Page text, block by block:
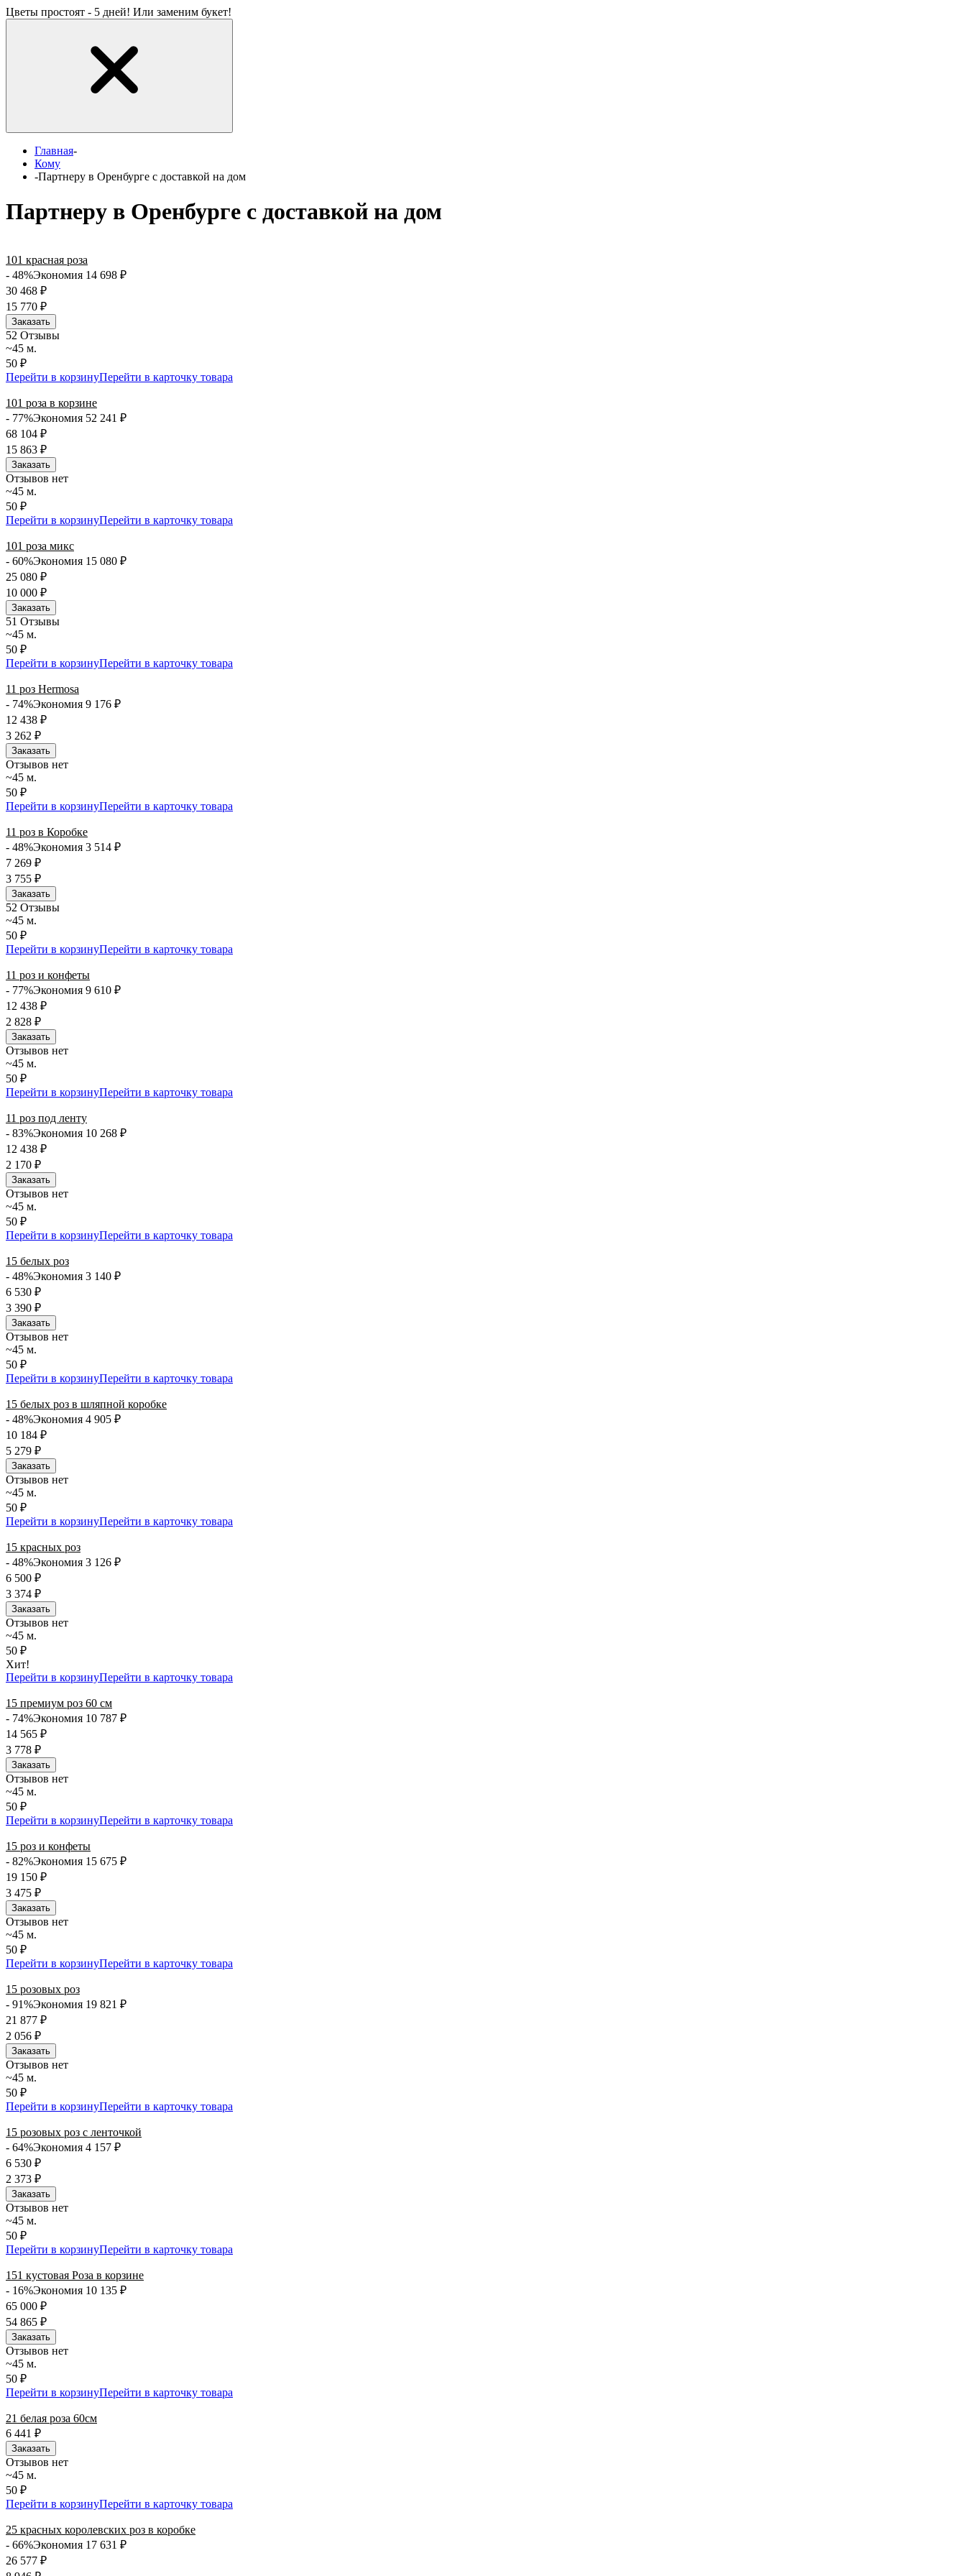
Цветы простоят - 5 дней! Или заменим букет!
Главная-
Кому
-Партнеру в Оренбурге с доставкой на дом
Партнеру в Оренбурге с доставкой на дом
101 красная роза
- 48%Экономия 14 698 ₽
30 468 ₽
15 770 ₽
Заказать
52 Отзывы
~45 м.
50 ₽
Перейти в корзинуПерейти в карточку товара
101 роза в корзине
- 77%Экономия 52 241 ₽
68 104 ₽
15 863 ₽
Заказать
Отзывов нет
~45 м.
50 ₽
Перейти в корзинуПерейти в карточку товара
101 роза микс
- 60%Экономия 15 080 ₽
25 080 ₽
10 000 ₽
Заказать
51 Отзывы
~45 м.
50 ₽
Перейти в корзинуПерейти в карточку товара
11 роз Hermosa
- 74%Экономия 9 176 ₽
12 438 ₽
3 262 ₽
Заказать
Отзывов нет
~45 м.
50 ₽
Перейти в корзинуПерейти в карточку товара
11 роз в Коробке
- 48%Экономия 3 514 ₽
7 269 ₽
3 755 ₽
Заказать
52 Отзывы
~45 м.
50 ₽
Перейти в корзинуПерейти в карточку товара
11 роз и конфеты
- 77%Экономия 9 610 ₽
12 438 ₽
2 828 ₽
Заказать
Отзывов нет
~45 м.
50 ₽
Перейти в корзинуПерейти в карточку товара
11 роз под ленту
- 83%Экономия 10 268 ₽
12 438 ₽
2 170 ₽
Заказать
Отзывов нет
~45 м.
50 ₽
Перейти в корзинуПерейти в карточку товара
15 белых роз
- 48%Экономия 3 140 ₽
6 530 ₽
3 390 ₽
Заказать
Отзывов нет
~45 м.
50 ₽
Перейти в корзинуПерейти в карточку товара
15 белых роз в шляпной коробке
- 48%Экономия 4 905 ₽
10 184 ₽
5 279 ₽
Заказать
Отзывов нет
~45 м.
50 ₽
Перейти в корзинуПерейти в карточку товара
15 красных роз
- 48%Экономия 3 126 ₽
6 500 ₽
3 374 ₽
Заказать
Отзывов нет
~45 м.
50 ₽
Хит!
Перейти в корзинуПерейти в карточку товара
15 премиум роз 60 см
- 74%Экономия 10 787 ₽
14 565 ₽
3 778 ₽
Заказать
Отзывов нет
~45 м.
50 ₽
Перейти в корзинуПерейти в карточку товара
15 роз и конфеты
- 82%Экономия 15 675 ₽
19 150 ₽
3 475 ₽
Заказать
Отзывов нет
~45 м.
50 ₽
Перейти в корзинуПерейти в карточку товара
15 розовых роз
- 91%Экономия 19 821 ₽
21 877 ₽
2 056 ₽
Заказать
Отзывов нет
~45 м.
50 ₽
Перейти в корзинуПерейти в карточку товара
15 розовых роз с ленточкой
- 64%Экономия 4 157 ₽
6 530 ₽
2 373 ₽
Заказать
Отзывов нет
~45 м.
50 ₽
Перейти в корзинуПерейти в карточку товара
151 кустовая Роза в корзине
- 16%Экономия 10 135 ₽
65 000 ₽
54 865 ₽
Заказать
Отзывов нет
~45 м.
50 ₽
Перейти в корзинуПерейти в карточку товара
21 белая роза 60см
6 441
₽
Заказать
Отзывов нет
~45 м.
50 ₽
Перейти в корзинуПерейти в карточку товара
25 красных королевских роз в коробке
- 66%Экономия 17 631 ₽
26 577 ₽